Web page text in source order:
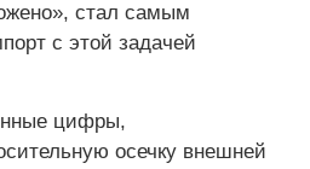
стал самым
с этой задачей
цифры,
осечку внешней